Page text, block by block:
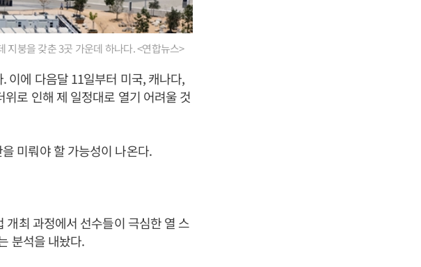
붕을 갖춘 3곳 가운데 하나다. <연합뉴스>
이에 다음달 11일부터 미국, 캐나다,
로 인해 제 일정대로 열기 어려울 것
미뤄야 할 가능성이 나온다.
최 과정에서 선수들이 극심한 열 스
분석을 내놨다.